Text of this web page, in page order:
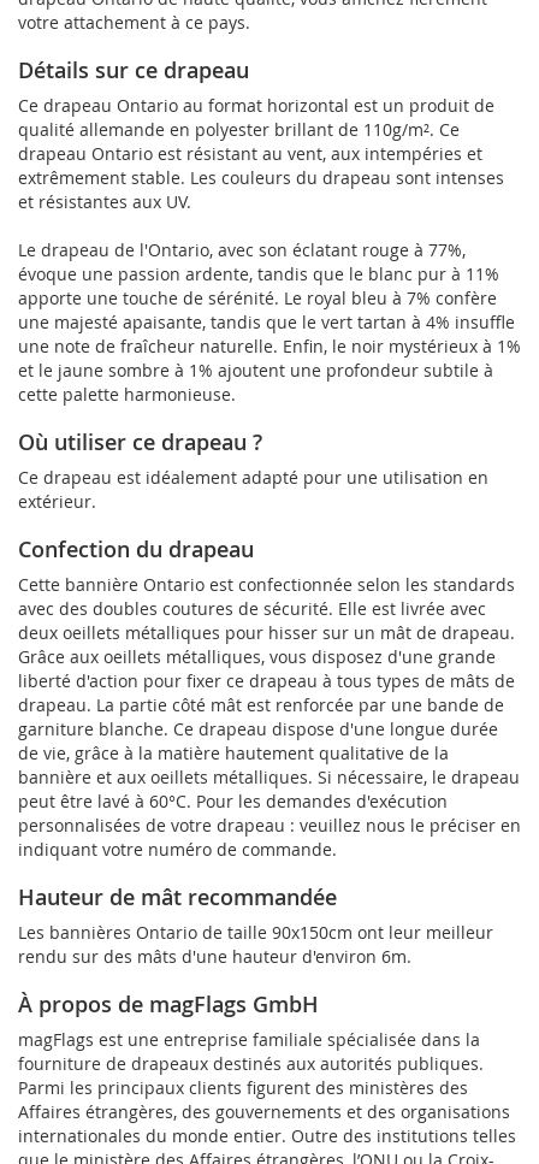
votre attachement à ce pays.
Détails sur ce drapeau
Ce drapeau Ontario au format horizontal est un produit de
qualité allemande en polyester brillant de 110g/m². Ce
drapeau Ontario est résistant au vent, aux intempéries et
extrêmement stable. Les couleurs du drapeau sont intenses
et résistantes aux UV.
Le drapeau de l'Ontario, avec son éclatant rouge à 77%,
évoque une passion ardente, tandis que le blanc pur à 11%
apporte une touche de sérénité. Le royal bleu à 7% confère
une majesté apaisante, tandis que le vert tartan à 4% insuffle
une note de fraîcheur naturelle. Enfin, le noir mystérieux à 1%
et le jaune sombre à 1% ajoutent une profondeur subtile à
cette palette harmonieuse.
Où utiliser ce drapeau ?
Ce drapeau est idéalement adapté pour une utilisation en
extérieur.
Confection du drapeau
Cette bannière Ontario est confectionnée selon les standards
avec des doubles coutures de sécurité. Elle est livrée avec
deux oeillets métalliques pour hisser sur un mât de drapeau.
Grâce aux oeillets métalliques, vous disposez d'une grande
liberté d'action pour fixer ce drapeau à tous types de mâts de
drapeau. La partie côté mât est renforcée par une bande de
garniture blanche. Ce drapeau dispose d'une longue durée
de vie, grâce à la matière hautement qualitative de la
bannière et aux oeillets métalliques. Si nécessaire, le drapeau
peut être lavé à 60°C. Pour les demandes d'exécution
personnalisées de votre drapeau : veuillez nous le préciser en
indiquant votre numéro de commande.
Hauteur de mât recommandée
Les bannières Ontario de taille 90x150cm ont leur meilleur
rendu sur des mâts d'une hauteur d'environ 6m.
À propos de magFlags GmbH
magFlags est une entreprise familiale spécialisée dans la
fourniture de drapeaux destinés aux autorités publiques.
Parmi les principaux clients figurent des ministères des
Affaires étrangères, des gouvernements et des organisations
internationales du monde entier. Outre des institutions telles
que le ministère des Affaires étrangères, l’ONU ou la Croix-